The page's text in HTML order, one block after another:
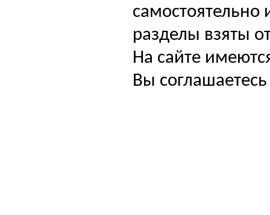
самостоятельно
разделы взяты
На сайте
Вы